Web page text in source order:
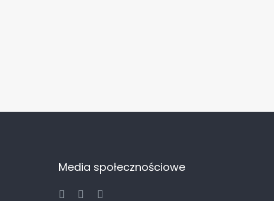
Media społecznościowe